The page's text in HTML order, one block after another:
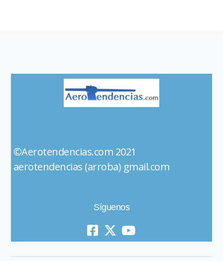
©Aerotendencias.com 2021
aerotendencias (arroba) gmail.com
Síguenos